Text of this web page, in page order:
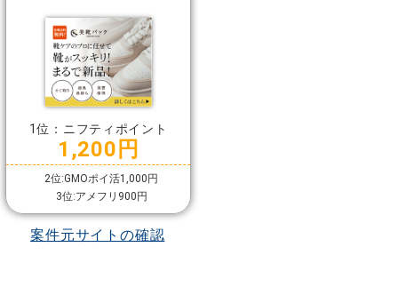
1位：ニフティポイント
1,200円
2位:GMOポイ活1,000円
3位:アメフリ900円
案件元サイトの確認